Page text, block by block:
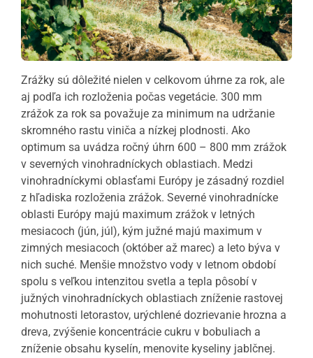
Zrážky sú dôležité nielen v celkovom úhrne za rok, ale
aj podľa ich rozloženia počas vegetácie. 300 mm
zrážok za rok sa považuje za minimum na udržanie
skromného rastu viniča a nízkej plodnosti. Ako
optimum sa uvádza ročný úhrn 600 – 800 mm zrážok
v severných vinohradníckych oblastiach. Medzi
vinohradníckymi oblasťami Európy je zásadný rozdiel
z hľadiska rozloženia zrážok. Severné vinohradnícke
oblasti Európy majú maximum zrážok v letných
mesiacoch (jún, júl), kým južné majú maximum v
zimných mesiacoch (október až marec) a leto býva v
nich suché. Menšie množstvo vody v letnom období
spolu s veľkou intenzitou svetla a tepla pôsobí v
južných vinohradníckych oblastiach zníženie rastovej
mohutnosti letorastov, urýchlené dozrievanie hrozna a
dreva, zvýšenie koncentrácie cukru v bobuliach a
zníženie obsahu kyselín, menovite kyseliny jablčnej.